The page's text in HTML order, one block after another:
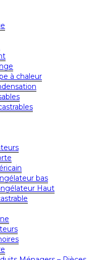
à chaleur
bas
Haut